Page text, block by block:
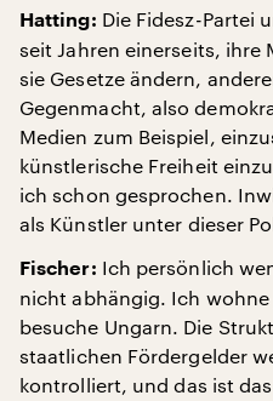
Hatting: Die Fidesz-Partei
seit Jahren einerseits, ihre
sie Gesetze ändern,
Gegenmacht, also
Medien zum Beispiel,
künstlerische Freiheit
ich schon gesprochen.
als Künstler unter dieser
Fischer: Ich persönlich
nicht abhängig. Ich
besuche Ungarn. Die
staatlichen Fördergelder
kontrolliert, und das ist